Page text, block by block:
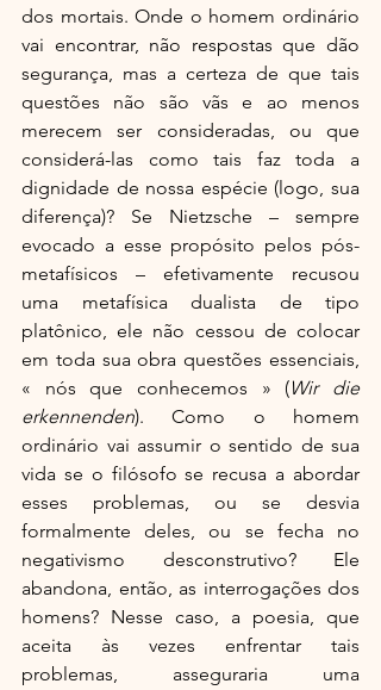
dos mortais. Onde o homem ordinário
vai encontrar, não respostas que dão
segurança, mas a certeza de que tais
questões não são vãs e ao menos
merecem ser consideradas, ou que
considerá-las como tais faz toda a
dignidade de nossa espécie (logo, sua
diferença)? Se Nietzsche – sempre
evocado a esse propósito pelos pós-
metafísicos – efetivamente recusou
uma metafísica dualista de tipo
platônico, ele não cessou de colocar
em toda sua obra questões essenciais,
« nós que conhecemos » (Wir die
erkennenden). Como o homem
ordinário vai assumir o sentido de sua
vida se o filósofo se recusa a abordar
esses problemas, ou se desvia
formalmente deles, ou se fecha no
negativismo desconstrutivo? Ele
abandona, então, as interrogações dos
homens? Nesse caso, a poesia, que
aceita às vezes enfrentar tais
problemas, asseguraria uma